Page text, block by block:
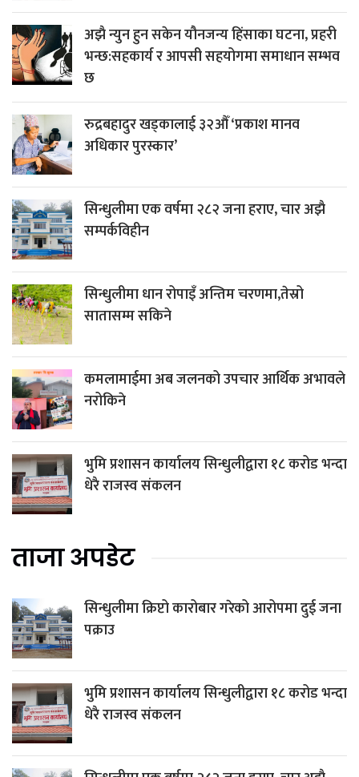
अझै न्युन हुन सकेन यौनजन्य हिंसाका घटना, प्रहरी
भन्छ:सहकार्य र आपसी सहयोगमा समाधान सम्भव
छ
रुद्रबहादुर खड्कालाई ३२औँ ‘प्रकाश मानव
अधिकार पुरस्कार’
सिन्धुलीमा एक वर्षमा २८२ जना हराए, चार अझै
सम्पर्कविहीन
सिन्धुलीमा धान रोपाइँ अन्तिम चरणमा,तेस्रो
सातासम्म सकिने
कमलामाईमा अब जलनको उपचार आर्थिक अभावले
नरोकिने
भुमि प्रशासन कार्यालय सिन्धुलीद्वारा १८ करोड भन्दा
धेरै राजस्व संकलन
ताजा अपडेट
सिन्धुलीमा क्रिप्टो कारोबार गरेको आरोपमा दुई जना
पक्राउ
भुमि प्रशासन कार्यालय सिन्धुलीद्वारा १८ करोड भन्दा
धेरै राजस्व संकलन